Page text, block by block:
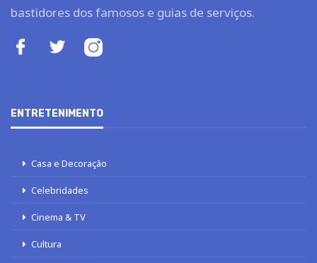
bastidores dos famosos e guias de serviços.
ENTRETENIMENTO
Casa e Decoração
Celebridades
Cinema & TV
Cultura